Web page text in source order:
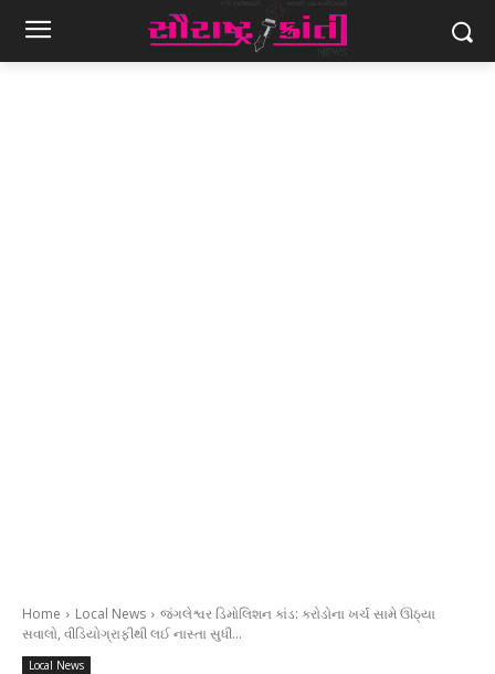
Home Local News
જંગલેશ્વર ડિમોલિશન કાંડ: કરોડોના ખર્ચ સામે ઊઠ્યા
સવાલો, વીડિયોગ્રાફીથી લઈ નાસ્તા સુધી...
Local News